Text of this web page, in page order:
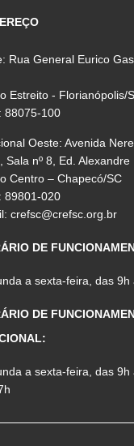
Rua General Eurico
Estreito - Florianópolis/
88075-100
Oeste: Avenida
Sala nº 8, Ed. Alexandre
Centro – Chapecó/SC
89801-020
crefsc@crefsc.org.br
DE
a sexta-feira, das 9h
DE
a sexta-feira, das 9h